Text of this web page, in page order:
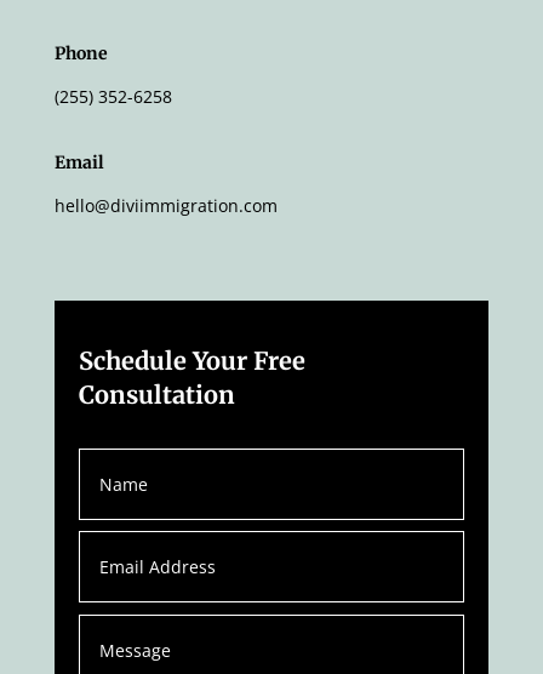
Phone
(255) 352-6258
Email
hello@diviimmigration.com
Schedule Your Free
Consultation